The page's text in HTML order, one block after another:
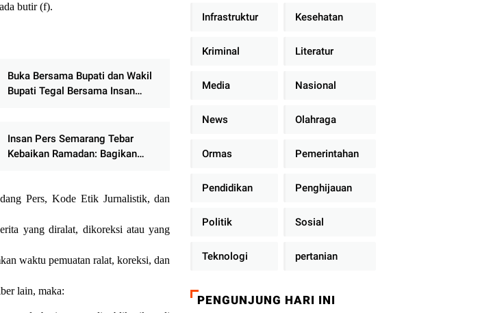
butir (f).
Buka Bersama Bupati dan Wakil
Bupati Tegal Bersama Insan
Insan Pers Semarang Tebar
Kebaikan Ramadan: Bagikan
Pers, Kode Etik Jurnalistik, dan
yang diralat, dikoreksi atau yang
waktu pemuatan ralat, koreksi, dan
lain, maka:
Infrastruktur Kesehatan
Kriminal Literatur
Media Nasional
News Olahraga
Ormas Pemerintahan
Pendidikan Penghijauan
Politik Sosial
Teknologi pertanian
PENGUNJUNG HARI INI